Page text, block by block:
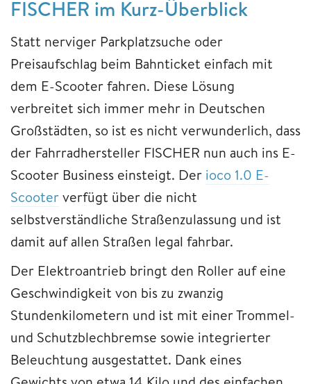
FISCHER im Kurz-Überblick
Statt nerviger Parkplatzsuche oder
Preisaufschlag beim Bahnticket einfach mit
dem E-Scooter fahren. Diese Lösung
verbreitet sich immer mehr in Deutschen
Großstädten, so ist es nicht verwunderlich, dass
der Fahrradhersteller FISCHER nun auch ins E-
Scooter Business einsteigt. Der ioco 1.0 E-
Scooterverfügt über die nicht
selbstverständliche Straßenzulassung und ist
damit auf allen Straßen legal fahrbar.
Der Elektroantrieb bringt den Roller auf eine
Geschwindigkeit von bis zu zwanzig
Stundenkilometern und ist mit einer Trommel-
und Schutzblechbremse sowie integrierter
Beleuchtung ausgestattet. Dank eines